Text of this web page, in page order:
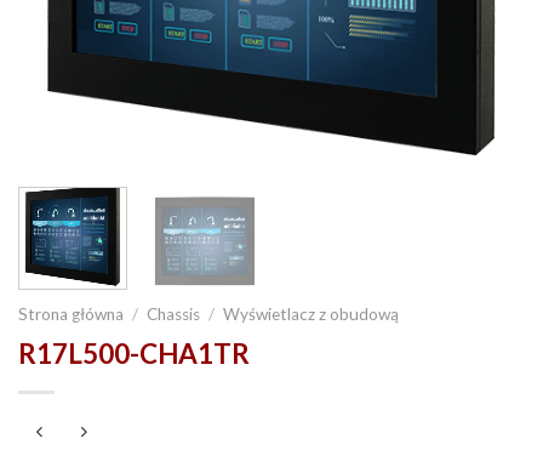
Strona główna / Chassis / Wyświetlacz z obudową
R17L500-CHA1TR